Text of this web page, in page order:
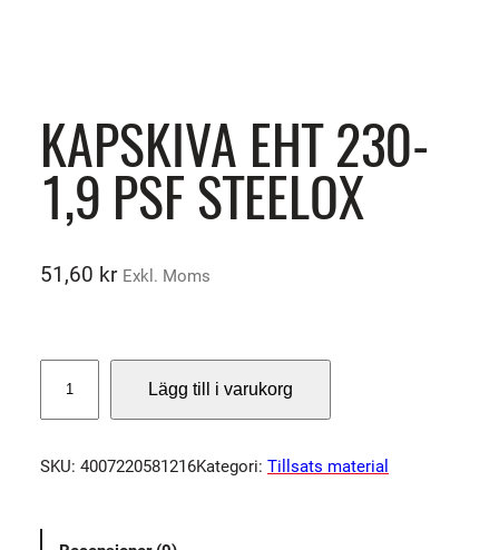
KAPSKIVA EHT 230-
1,9 PSF STEELOX
51,60 kr Exkl. Moms
P
K
V
Lägg till i varukorg
SKU: 4007220581216Kategori: Tillsats material